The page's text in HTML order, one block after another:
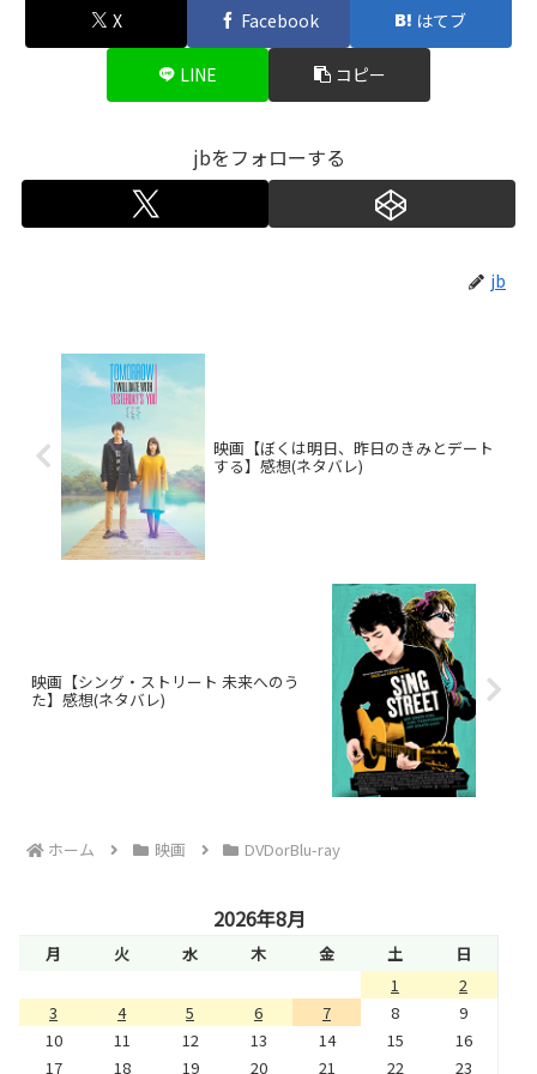
X Facebook はてブ
LINE コピー
jbをフォローする
jb
映画【ぼくは明日、昨日のきみとデート
する】感想(ネタバレ)
映画【シング・ストリート 未来へのう
た】感想(ネタバレ)
ホーム 映画 DVDorBlu-ray
2026年8月
月 火 水 木 金 土
日
1
2
3
4 5 6 7 8
9
10
11 12 13 14 15
16
17
18 19 20 21 22 23